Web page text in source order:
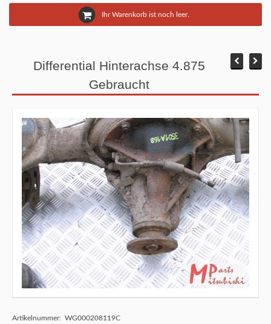
Ihr Warenkorb ist noch leer.
Differential Hinterachse 4.875
Gebraucht
Artikelnummer: WG000208119C